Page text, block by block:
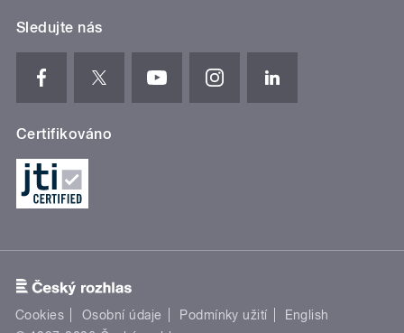
Sledujte nás
Certifikováno
Cookies Osobní údaje Podmínky užití
English